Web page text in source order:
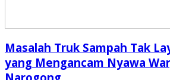
Masalah Truk Sampah Tak
yang Mengancam Nyawa